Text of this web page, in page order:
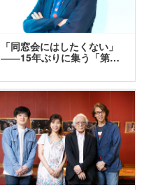
「同窓会にはしたくない」
――15年ぶりに集う「第…